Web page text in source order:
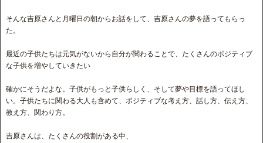
そんな吉原さんと月曜日の朝からお話をして、吉原さんの夢を語ってもらっ
た。
最近の子供たちは元気がないから自分が関わることで、たくさんのポジティブ
な子供を増やしていきたい
確かにそうだよな。子供がもっと子供らしく、そして夢や目標を語ってほし
い。子供たちに関わる大人も含めて、ポジティブな考え方、話し方、伝え方、
教え方、関わり方。
吉原さんは、たくさんの役割がある中、